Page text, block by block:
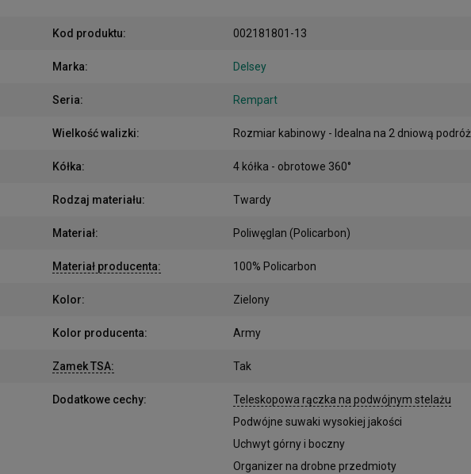
Kod produktu: 002181801-13
Marka: Delsey
Seria: Rempart
Wielkość walizki: Rozmiar kabinowy - Idealna na 2 dniową podróż
Kółka: 4 kółka - obrotowe 360°
Rodzaj materiału: Twardy
Materiał: Poliwęglan (Policarbon)
Materiał producenta: 100% Policarbon
Kolor: Zielony
Kolor producenta: Army
Zamek TSA: Tak
Dodatkowe cechy:
Teleskopowa rączka na podwójnym stelażu
Podwójne suwaki wysokiej jakości
Uchwyt górny i boczny
Organizer na drobne przedmioty